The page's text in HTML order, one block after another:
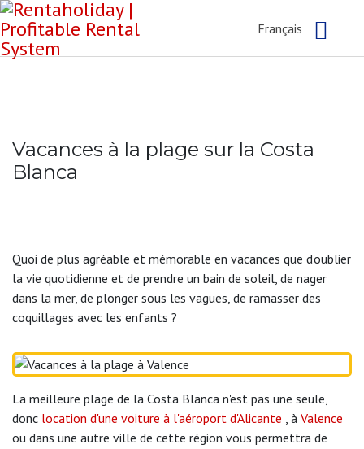
Français
Vacances à la plage sur la Costa
Blanca
Quoi de plus agréable et mémorable en vacances que d'oublier
la vie quotidienne et de prendre un bain de soleil, de nager
dans la mer, de plonger sous les vagues, de ramasser des
coquillages avec les enfants ?
La meilleure plage de la Costa Blanca n'est pas une seule,
donc location d'une voiture à l'aéroport d'Alicante , à Valence
ou dans une autre ville de cette région vous permettra de